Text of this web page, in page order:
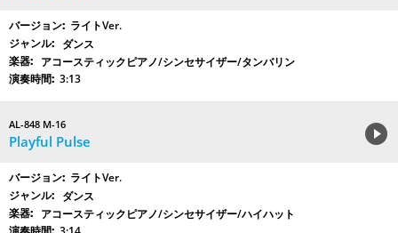
ライトVer.
ダンス
アコースティックピアノ/シンセサイザー/タンバリン
3:13
AL-848 M-16
Playful Pulse
ライトVer.
ダンス
アコースティックピアノ/シンセサイザー/ハイハット